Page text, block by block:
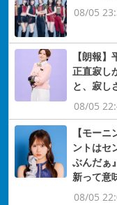
08/05
【朗報
正直寂し
と、寂し
08/05
【モー
ントはセ
ぶんだぁ
新って意
08/05